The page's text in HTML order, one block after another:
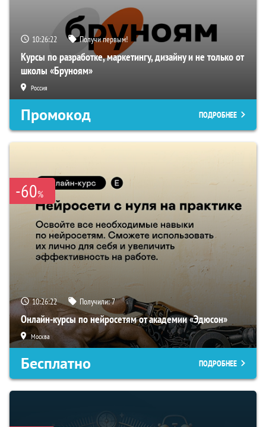
10:26:21 Получи первым!
Курсы по разработке, маркетингу, дизайну и не только от
школы «Бруноям»
Россия
Промокод ПОДРОБНЕЕ
-60%
10:26:21 Получили:7
Онлайн-курсы по нейросетям от академии «Эдюсон»
Москва
Бесплатно ПОДРОБНЕЕ